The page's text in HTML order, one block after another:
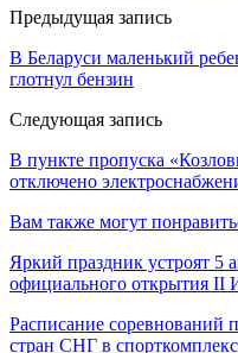
Предыдущая запись
В Беларуси маленький
глотнул бензин
Следующая запись
В пункте пропуска
отключено
Вам также могут
Яркий праздник устроят 5
официального открытия II
Расписание соревнований
стран СНГ в